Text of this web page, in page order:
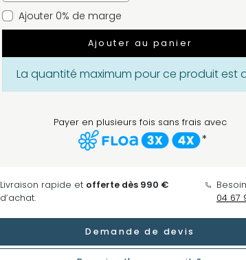
Ajouter 0% de marge
Ajouter au panier
La quantité maximum pour ce produit est
Payer en plusieurs fois sans frais avec
*
Livraison rapide et offerte dès 990 €
d’achat.
04 67
Demande de devis